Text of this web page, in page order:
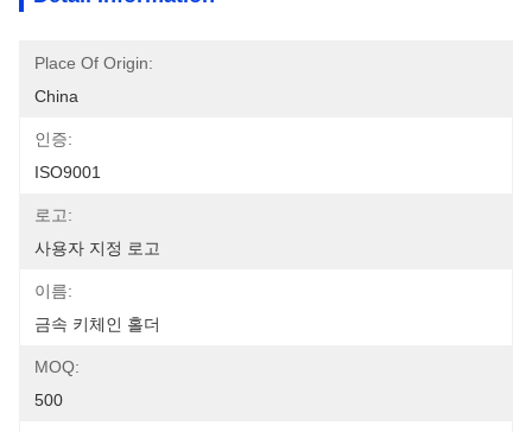
Place Of Origin:
China
인증:
ISO9001
로고:
사용자 지정 로고
이름:
금속 키체인 홀더
MOQ:
500